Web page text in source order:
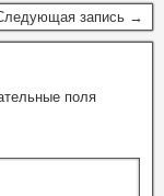
запись →
поля